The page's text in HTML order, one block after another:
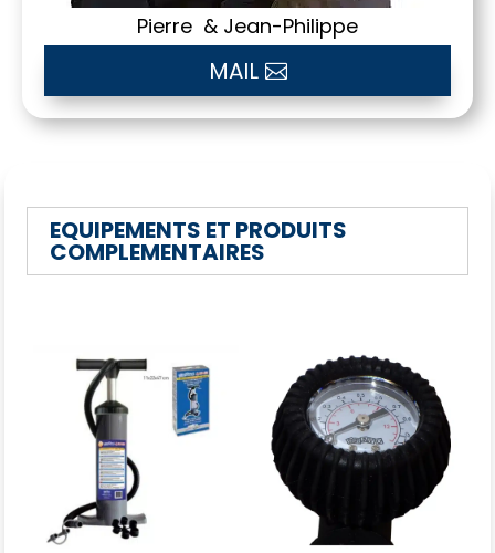
Pierre & Jean-Philippe
MAIL
EQUIPEMENTS ET PRODUITS
COMPLEMENTAIRES